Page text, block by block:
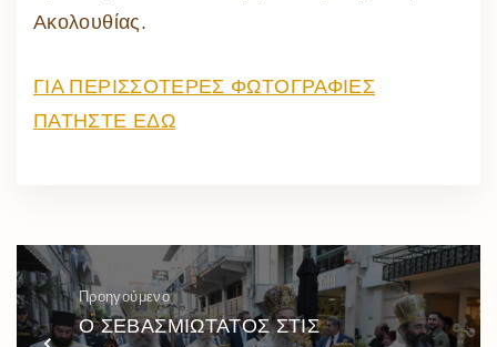
Ακολουθίας.
ΓΙΑ ΠΕΡΙΣΣΟΤΕΡΕΣ ΦΩΤΟΓΡΑΦΙΕΣ
ΠΑΤΗΣΤΕ ΕΔΩ
Προηγούμενο
Ο ΣΕΒΑΣΜΙΩΤΑΤΟΣ ΣΤΙΣ